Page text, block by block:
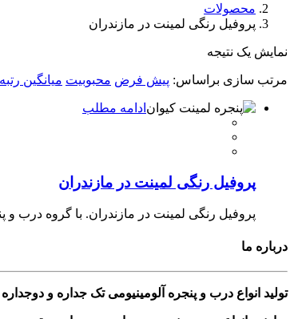
محصولات
پروفیل رنگی لمینت در مازندران
نمایش یک نتیجه
مرتب سازی براساس: پیش فرض محبوبیت میانگین رتبه
ادامه مطلب
پروفیل رنگی لمینت در مازندران
پروفیل رنگی لمینت در مازندران. با گروه درب و
درباره ما
تولید انواع درب و پنجره آلومینیومی تک جداره و